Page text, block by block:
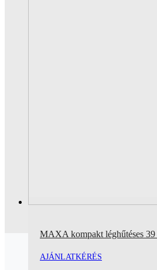
MAXA kompakt léghűtéses
AJÁNLATKÉRÉS